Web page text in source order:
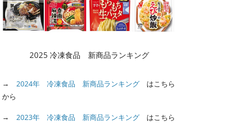
2025 冷凍食品 新商品ランキング
→ 2024年 冷凍食品 新商品ランキング はこちら
から
→ 2023年 冷凍食品 新商品ランキング はこちら